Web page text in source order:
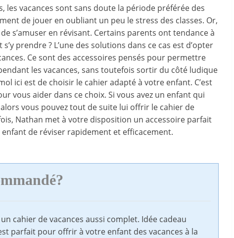
les vacances sont sans doute la période préférée des
de jouer en oubliant un peu le stress des classes. Or,
s’amuser en révisant. Certains parents ont tendance à
prendre ? L’une des solutions dans ce cas est d’opter
Ce sont des accessoires pensés pour permettre
les vacances, sans toutefois sortir du côté ludique
ici est de choisir le cahier adapté à votre enfant. C’est
vous aider dans ce choix. Si vous avez un enfant qui
vous pouvez tout de suite lui offrir le cahier de
Nathan met à votre disposition un accessoire parfait
de réviser rapidement et efficacement.
cahier de vacances aussi complet. Idée cadeau
parfait pour offrir à votre enfant des vacances à la